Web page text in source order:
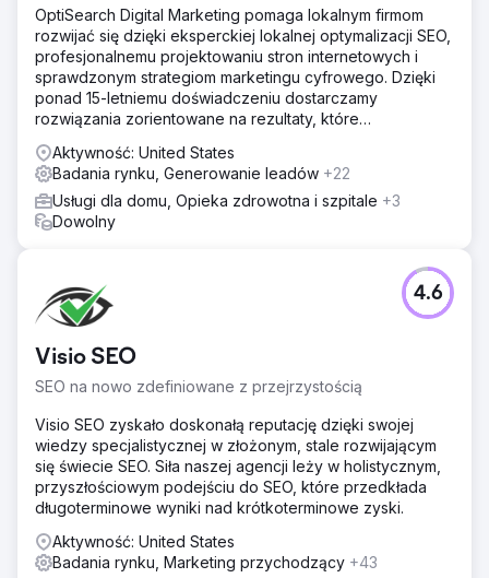
OptiSearch Digital Marketing pomaga lokalnym firmom
rozwijać się dzięki eksperckiej lokalnej optymalizacji SEO,
profesjonalnemu projektowaniu stron internetowych i
sprawdzonym strategiom marketingu cyfrowego. Dzięki
ponad 15-letniemu doświadczeniu dostarczamy
rozwiązania zorientowane na rezultaty, które
Aktywność: United States
Badania rynku, Generowanie leadów +22
Usługi dla domu, Opieka zdrowotna i szpitale +3
Dowolny
Visio SEO
SEO na nowo zdefiniowane z przejrzystością
4.6
Visio SEO zyskało doskonałą reputację dzięki swojej
wiedzy specjalistycznej w złożonym, stale rozwijającym
się świecie SEO. Siła naszej agencji leży w holistycznym,
przyszłościowym podejściu do SEO, które przedkłada
długoterminowe wyniki nad krótkoterminowe zyski.
Aktywność: United States
Badania rynku, Marketing przychodzący +43